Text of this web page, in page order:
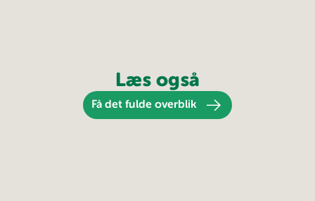
Læs også
Få det fulde overblik